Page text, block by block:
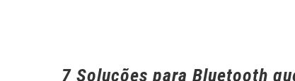
7 Soluções para Bluetooth que Não Conecta: Guia Fácil para Resolver